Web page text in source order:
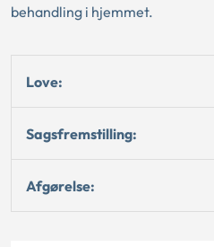
behandling i hjemmet.
Love:
Sagsfremstilling:
Afgørelse: